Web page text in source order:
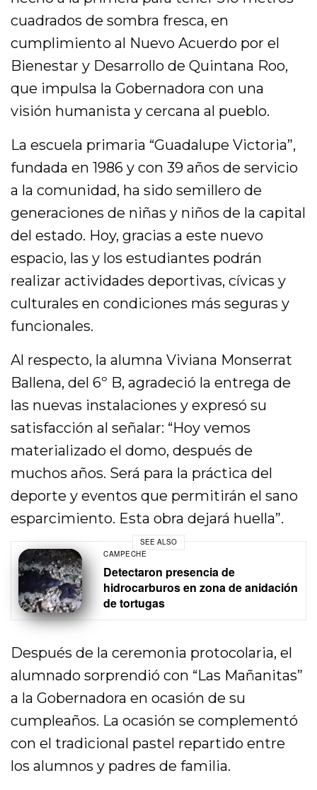
cuadrados de sombra fresca, en
cumplimiento al Nuevo Acuerdo por el
Bienestar y Desarrollo de Quintana Roo,
que impulsa la Gobernadora con una
visión humanista y cercana al pueblo.
La escuela primaria “Guadalupe Victoria”,
fundada en 1986 y con 39 años de servicio
a la comunidad, ha sido semillero de
generaciones de niñas y niños de la capital
del estado. Hoy, gracias a este nuevo
espacio, las y los estudiantes podrán
realizar actividades deportivas, cívicas y
culturales en condiciones más seguras y
funcionales.
Al respecto, la alumna Viviana Monserrat
Ballena, del 6º B, agradeció la entrega de
las nuevas instalaciones y expresó su
satisfacción al señalar: “Hoy vemos
materializado el domo, después de
muchos años. Será para la práctica del
deporte y eventos que permitirán el sano
esparcimiento. Esta obra dejará huella”.
SEE ALSO
CAMPECHE
Detectaron presencia de
hidrocarburos en zona de anidación
de tortugas
Después de la ceremonia protocolaria, el
alumnado sorprendió con “Las Mañanitas”
a la Gobernadora en ocasión de su
cumpleaños. La ocasión se complementó
con el tradicional pastel repartido entre
los alumnos y padres de familia.